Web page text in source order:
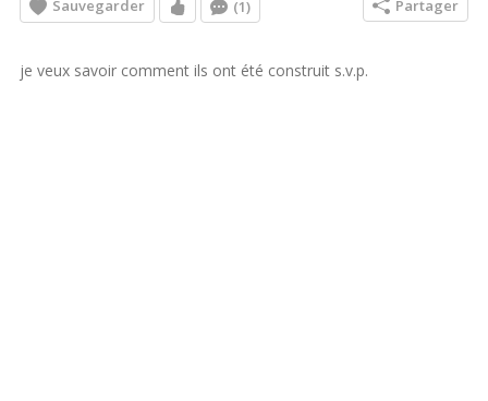
Sauvegarder (1) Partager
je veux savoir comment ils ont été construit s.v.p.